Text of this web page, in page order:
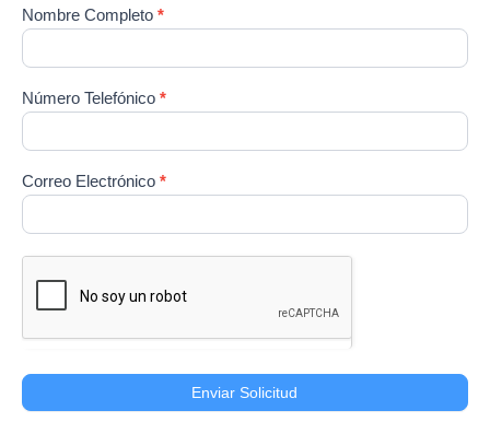
DEMO
Nombre Completo *
Número Telefónico *
Correo Electrónico *
Enviar Solicitud